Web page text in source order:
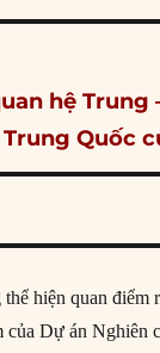
hệ Trung
Quốc
hiện quan điểm
của Dự án Nghiên